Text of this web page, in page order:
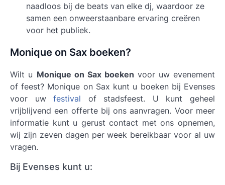
naadloos bij de beats van elke dj, waardoor ze
samen een onweerstaanbare ervaring creëren
voor het publiek.
Monique on Sax boeken?
Wilt u Monique on Sax boeken voor uw evenement
of feest? Monique on Sax kunt u boeken bij Evenses
voor uwfestival of stadsfeest. U kunt geheel
vrijblijvend een offerte bij ons aanvragen. Voor meer
informatie kunt u gerust contact met ons opnemen,
wij zijn zeven dagen per week bereikbaar voor al uw
vragen.
Bij Evenses kunt u: